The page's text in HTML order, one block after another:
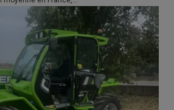
fabriqué cet adjuvant